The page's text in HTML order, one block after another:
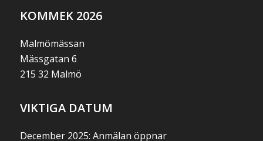
KOMMEK 2026
Malmömässan
Mässgatan 6
215 32 Malmö
VIKTIGA DATUM
December 2025: Anmälan öppnar